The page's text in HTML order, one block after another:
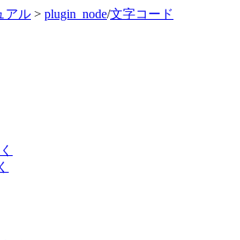
アル > plugin_node/文字コード